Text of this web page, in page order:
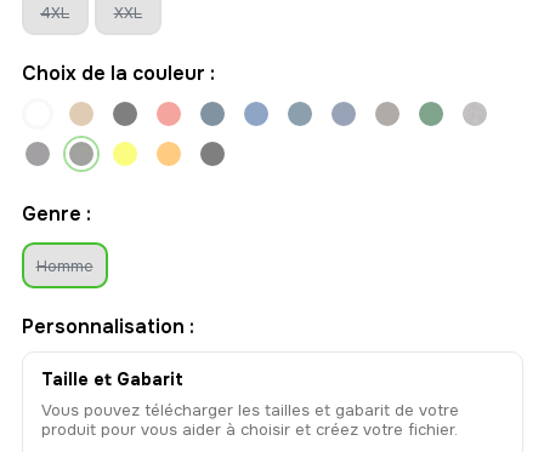
4XL XXL
Choix de la couleur :
Genre :
Homme
Personnalisation :
Taille et Gabarit
Vous pouvez télécharger les tailles et gabarit de votre
produit pour vous aider à choisir et créez votre fichier.